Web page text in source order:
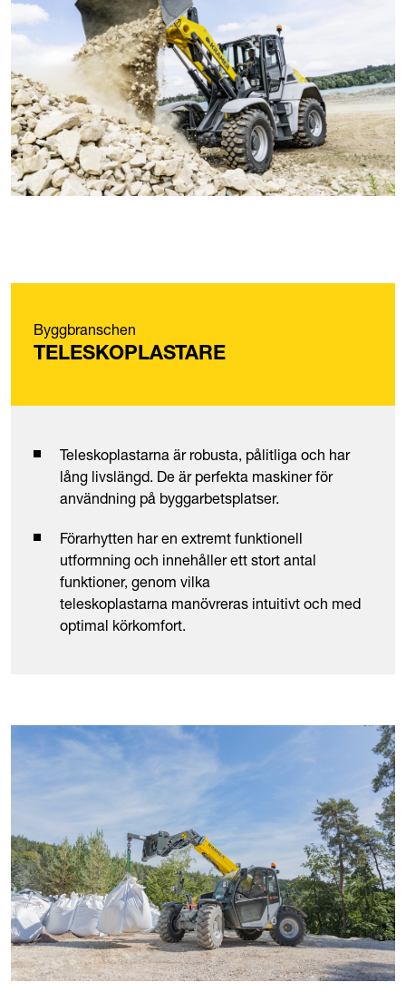
Byggbranschen
TELESKOPLASTARE
Teleskoplastarna är robusta, pålitliga och har
lång livslängd. De är perfekta maskiner för
användning på byggarbetsplatser.
Förarhytten har en extremt funktionell
utformning och innehåller ett stort antal
funktioner, genom vilka
teleskoplastarna manövreras intuitivt och med
optimal körkomfort.